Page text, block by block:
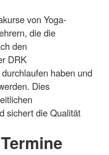
von Yoga-
die die
den
DRK
haben und
Dies
sichert die Qualität